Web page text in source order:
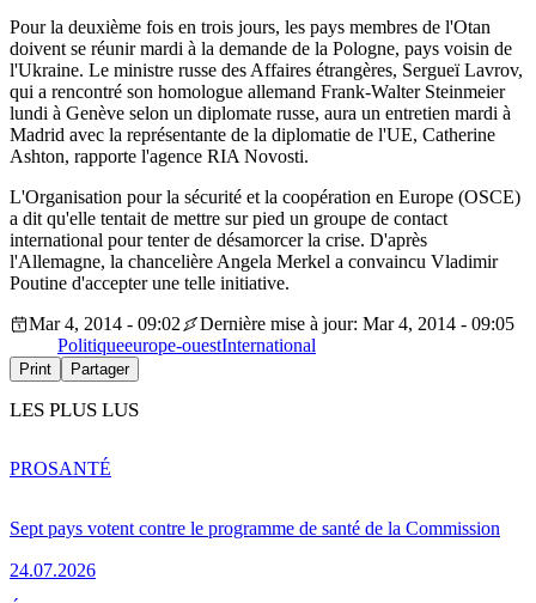
Pour la deuxième fois en trois jours, les pays membres de l'Otan
doivent se réunir mardi à la demande de la Pologne, pays voisin de
l'Ukraine. Le ministre russe des Affaires étrangères, Sergueï Lavrov,
qui a rencontré son homologue allemand Frank-Walter Steinmeier
lundi à Genève selon un diplomate russe, aura un entretien mardi à
Madrid avec la représentante de la diplomatie de l'UE, Catherine
Ashton, rapporte l'agence RIA Novosti.
L'Organisation pour la sécurité et la coopération en Europe (OSCE)
a dit qu'elle tentait de mettre sur pied un groupe de contact
international pour tenter de désamorcer la crise. D'après
l'Allemagne, la chancelière Angela Merkel a convaincu Vladimir
Poutine d'accepter une telle initiative.
Mar 4, 2014 - 09:02
Dernière mise à jour: Mar 4, 2014 - 09:05
Politiqueeurope-ouestInternational
Print Partager
LES PLUS LUS
Sept pays votent contre le programme de santé de la Commission
24.07.2026
PROSANTÉ